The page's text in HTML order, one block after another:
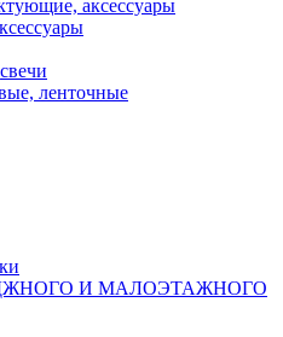
аксессуары
ленточные
И МАЛОЭТАЖНОГО